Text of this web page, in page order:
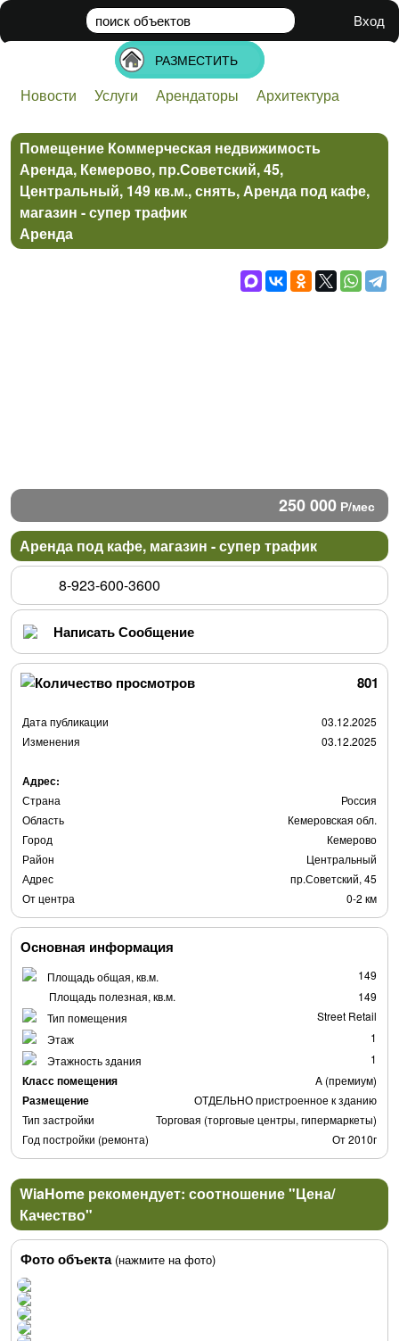
РАЗМЕСТИТЬ
поискобъектов Вход
Новости Услуги Арендаторы
Архитектура
Стартапы
Строительство Технологии
Помещение Коммерческая недвижимость
Аренда, Кемерово, пр.Советский, 45,
Центральный, 149 кв.м., снять, Аренда под кафе,
магазин - супер трафик
Аренда
250 000 Р/мес
Аренда под кафе, магазин - супер трафик
8-923-600-3600
Написать Сообщение
801
Дата публикации
03.12.2025
Изменения
03.12.2025
Адрес:
Страна
Россия
Область
Кемеровская обл.
Город
Кемерово
Район
Центральный
Адрес
пр.Советский, 45
От центра
0-2 км
Основная информация
Площадь общая, кв.м.
149
Площадь полезная, кв.м.
149
Тип помещения
Street Retail
Этаж
1
Этажность здания
1
Класс помещения A (премиум)
Размещение
ОТДЕЛЬНО пристроенное к зданию
Тип застройки
Торговая (торговые центры, гипермаркеты)
Год постройки (ремонта)
От 2010г
WiaHome рекомендует: соотношение "Цена/
Качество"
Фото объекта (нажмите на фото)